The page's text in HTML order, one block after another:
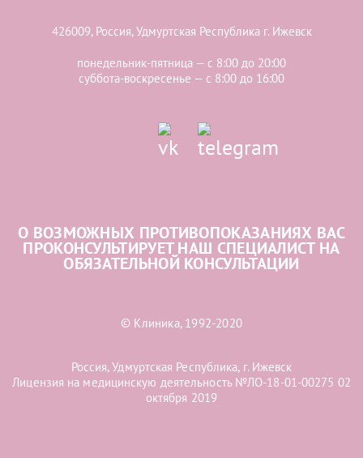
426009, Россия, Удмуртская Республика г. Ижевск
понедельник-пятница — с 8:00 до 20:00
суббота-воскресенье — с 8:00 до 16:00
О ВОЗМОЖНЫХ ПРОТИВОПОКАЗАНИЯХ ВАС
ПРОКОНСУЛЬТИРУЕТ НАШ СПЕЦИАЛИСТ НА
ОБЯЗАТЕЛЬНОЙ КОНСУЛЬТАЦИИ
© Клиника, 1992-2020
Россия, Удмуртская Республика, г. Ижевск
Лицензия на медицинскую деятельность №ЛО-18-01-00275 02
октября 2019